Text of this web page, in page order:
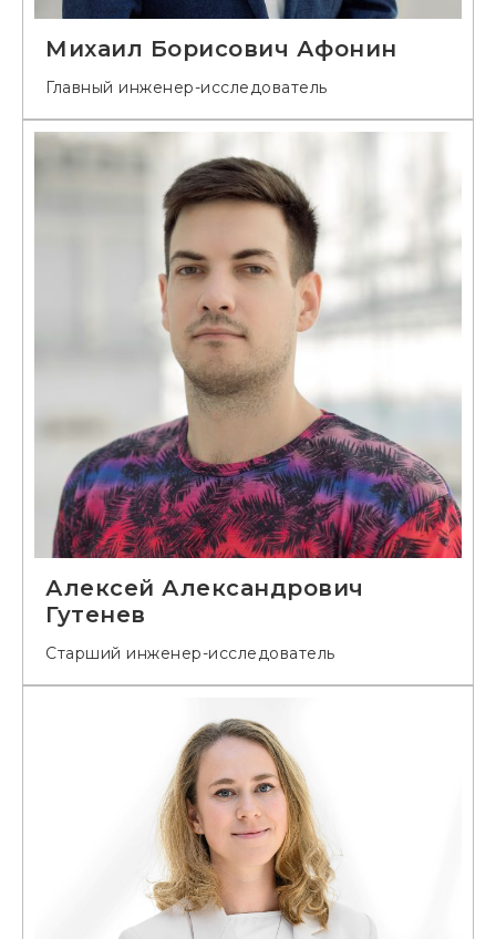
Михаил Борисович Афонин
Главный инженер-исследователь
Алексей Александрович
Гутенев
Старший инженер-исследователь